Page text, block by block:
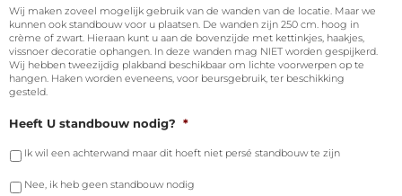
Wij maken zoveel mogelijk gebruik van de wanden van de locatie. Maar we
kunnen ook standbouw voor u plaatsen. De wanden zijn 250 cm. hoog in
crème of zwart. Hieraan kunt u aan de bovenzijde met kettinkjes, haakjes,
vissnoer decoratie ophangen. In deze wanden mag NIET worden gespijkerd.
Wij hebben tweezijdig plakband beschikbaar om lichte voorwerpen op te
hangen. Haken worden eveneens, voor beursgebruik, ter beschikking
gesteld.
Heeft U standbouw nodig? *
Ik wil een achterwand maar dit hoeft niet persé standbouw te zijn
Nee, ik heb geen standbouw nodig